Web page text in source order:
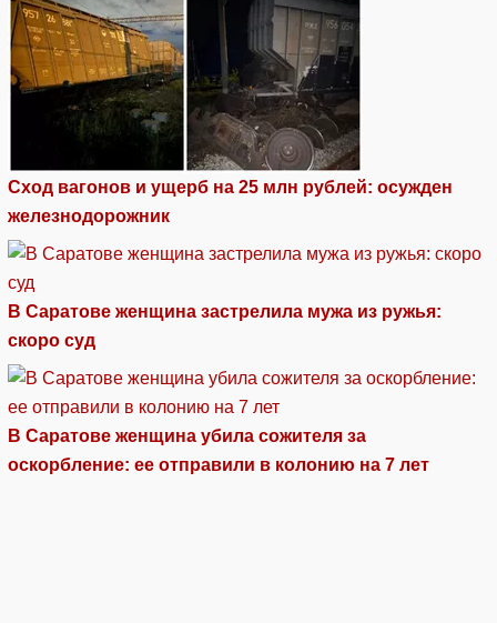
Сход вагонов и ущерб на 25 млн рублей: осужден
железнодорожник
В Саратове женщина застрелила мужа из ружья:
скоро суд
В Саратове женщина убила сожителя за
оскорбление: ее отправили в колонию на 7 лет